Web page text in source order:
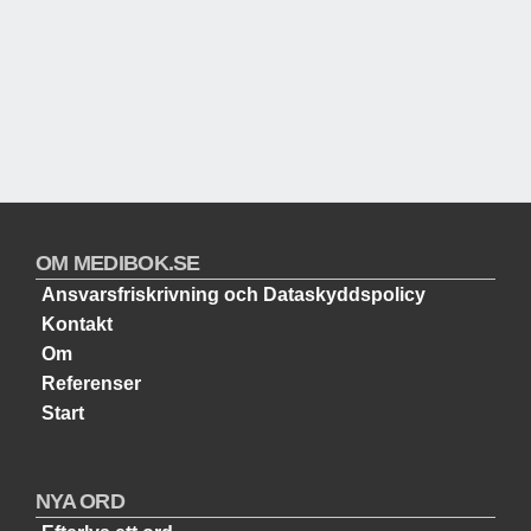
OM MEDIBOK.SE
Ansvarsfriskrivning och Dataskyddspolicy
Kontakt
Om
Referenser
Start
NYA ORD